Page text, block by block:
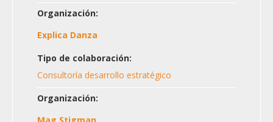
Organización:
Explica Danza
Tipo de colaboración:
Consultoría desarrollo estratégico
Organización: